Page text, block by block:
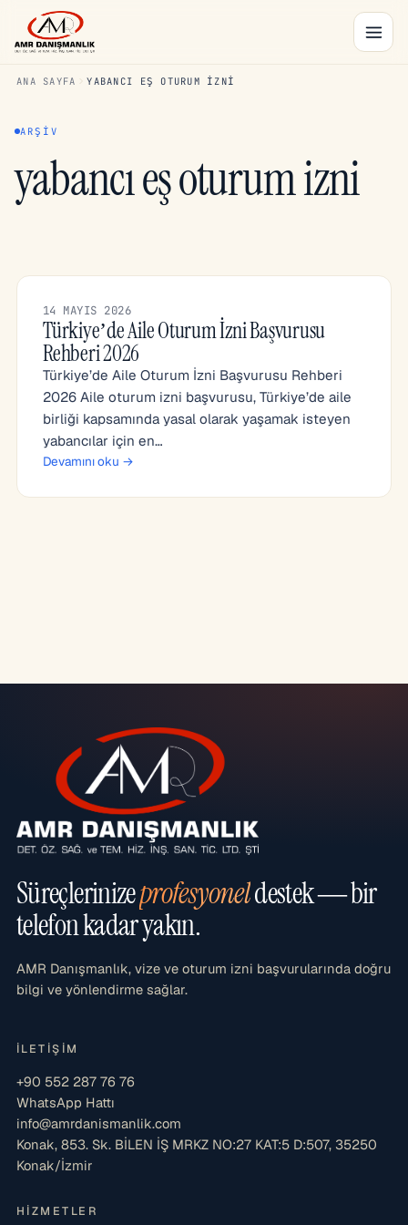
ANA SAYFA YABANCI EŞ OTURUM IZNI
ARŞIV
yabancı eş oturum izni
14 MAYIS 2026
Türkiye’de Aile Oturum İzni Başvurusu
Rehberi 2026
Türkiye’de Aile Oturum İzni Başvurusu Rehberi
2026 Aile oturum izni başvurusu, Türkiye’de aile
birliği kapsamında yasal olarak yaşamak isteyen
yabancılar için en…
Devamını oku →
Süreçlerinizeprofesyoneldestek — bir
telefon kadar yakın.
AMR Danışmanlık, vize ve oturum izni başvurularında doğru
bilgi ve yönlendirme sağlar.
İLETIŞIM
+90 552 287 76 76
WhatsApp Hattı
info@amrdanismanlik.com
Konak, 853. Sk. BİLEN İŞ MRKZ NO:27 KAT:5 D:507, 35250
Konak/İzmir
HIZMETLER